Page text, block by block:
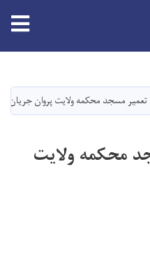
main
مسجد محکمه ولایت پروان جریان
محکمه ولایت